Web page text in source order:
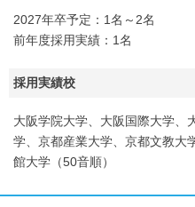
2027年卒予定：1名～2名
前年度採用実績：1名
採用実績校
大阪学院大学、大阪国際大学、
学、京都産業大学、京都文教大
館大学（50音順）